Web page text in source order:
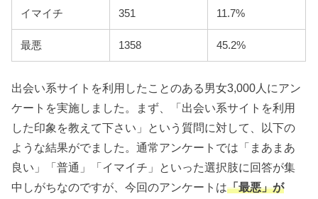
イマイチ 351 11.7%
最悪 1358 45.2%
出会い系サイトを利用したことのある男女3,000人にアン
ケートを実施しました。まず、「出会い系サイトを利用
した印象を教えて下さい」という質問に対して、以下の
ような結果がでました。通常アンケートでは「まあまあ
良い」「普通」「イマイチ」といった選択肢に回答が集
中しがちなのですが、今回のアンケートは「最悪」が